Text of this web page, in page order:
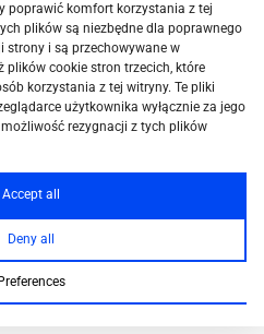
poprawić komfort korzystania z tej
plików są niezbędne dla poprawnego
strony i są przechowywane w
plików cookie stron trzecich, które
korzystania z tej witryny. Te pliki
użytkownika wyłącznie za jego
rezygnacji z tych plików
Accept all
Deny all
Preferences